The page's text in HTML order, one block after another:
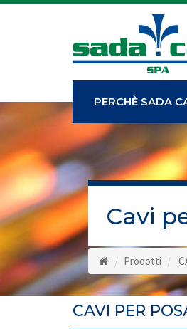
PERCHÈ SADA
Cavi
Prodotti
CAVI PER